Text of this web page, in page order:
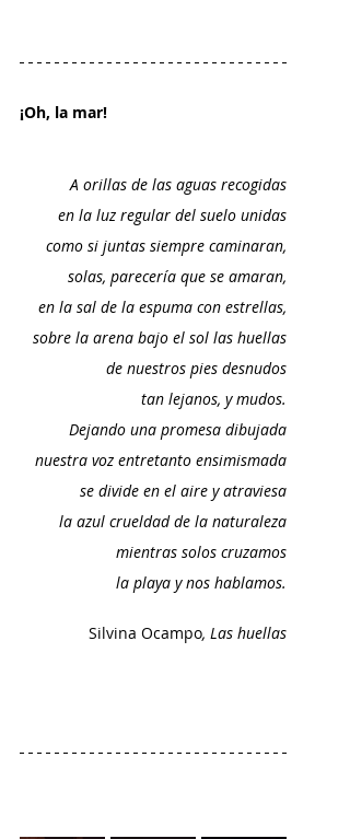
¡Oh, la mar!
A orillas de las aguas recogidas
en la luz regular del suelo unidas
como si juntas siempre caminaran,
solas, parecería que se amaran,
en la sal de la espuma con estrellas,
sobre la arena bajo el sol las huellas
de nuestros pies desnudos
tan lejanos, y mudos.
Dejando una promesa dibujada
nuestra voz entretanto ensimismada
se divide en el aire y atraviesa
la azul crueldad de la naturaleza
mientras solos cruzamos
la playa y nos hablamos.
Silvina Ocampo, Las huellas